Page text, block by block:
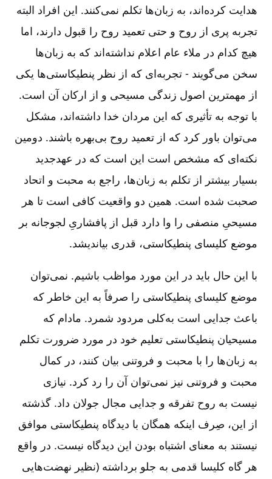
هدایت کرده‌اند، به زبان‌ها تکلم نمی‌کنند. این افراد البته
تجربه پری از روح و حتی تعمید روح را قبول دارند، اما
هیچ کدام در ملاء عام اعلام نداشته‌اند که به زبان‌ها
سخن می‌گویند -‏‏‏‏‏‏‏‏ تجربه‌ای که از نظر پنطیکاستی‌ها یکی
از مهمترین اصول زندگی مسیحی و از ارکان آن است.
با توجه به تأثیری که این مردان خدا داشته‌اند، مشکل
می‌توان باور کرد که از تعمید روح بی‌بهره باشند. دومین
نکته‌ای که مشخص است این است که در عهدجدید
بسیار بیشتر از تکلم به زبان‌ها، راجع به محبت و اتحاد
صحبت شده است. همین دو واقعیت کافی است تا هر
مسیحیِ منصفی را وا دارد قبل از پافشاریِ لجوجانه بر
موضع کلیسای پنطیکاستی، قدری بیاندیشد.
با این حال باید در این مورد مواظب باشیم. نمی‌توان
موضع کلیسای پنطیکاستی را صرفاً به این خاطر که
باعث جدایی است به‌کلی مردود شمرد. مادام که
مسیحیان پنطیکاستی تعلیم خود در مورد ضرورت تکلم
به زبان‌ها را با محبت و فروتنی بیان کنند، در کمال
محبت و فروتنی نیز نمی‌توان آن را رد کرد. نیازی
نیست به روح تفرقه و جدایی مجال جولان داد. گذشته
از این، صِرف اینکه همگان با دیدگاه پنطیکاستی موافق
نیستند به معنای اشتباه بودن این دیدگاه نیست. در واقع
هر گاه کلیسا قدمی به جلو برداشته (نظیر نهضت‌هایی